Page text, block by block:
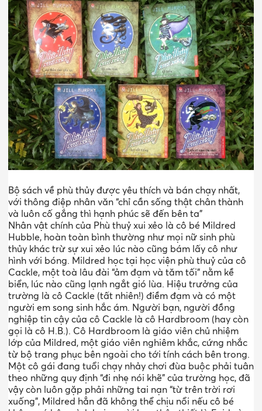
Bộ sách về phù thủy được yêu thích và bán chạy nhất,
với thông điệp nhân văn “chỉ cần sống thật chân thành
và luôn cố gắng thì hạnh phúc sẽ đến bên ta”
Nhân vật chính của Phù thuỷ xui xẻo là cô bé Mildred
Hubble, hoàn toàn bình thường như mọi nữ sinh phù
thủy khác trừ sự xui xẻo lúc nào cũng bám lấy cô như
hình với bóng. Mildred học tại học viện phù thuỷ của cô
Cackle, một toà lâu đài “ảm đạm và tăm tối” nằm kề
biển, lúc nào cũng lạnh ngắt gió lùa. Hiệu trưởng của
trường là cô Cackle (tất nhiên!) điềm đạm và có một
người em song sinh hắc ám. Người bạn, người đồng
nghiệp tin cậy của cô Cackle là cô Hardbroom (hay còn
gọi là cô H.B.). Cô Hardbroom là giáo viên chủ nhiệm
lớp của Mildred, một giáo viên nghiêm khắc, cứng nhắc
từ bộ trang phục bên ngoài cho tới tính cách bên trong.
Một cô gái đang tuổi chạy nhảy chơi đùa buộc phải tuân
theo những quy định “đi nhẹ nói khẽ” của trường học, đã
vậy còn luôn gặp phải những tai nạn “từ trên trời rơi
xuống”, Mildred hẳn đã không thể chịu nổi nếu cô bé